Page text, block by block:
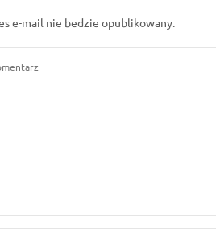
e-mail nie bedzie opublikowany.